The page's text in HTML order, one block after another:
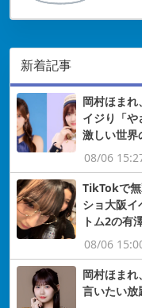
新着記事
岡村ほまれ
イジり「や
激しい世界
08/06
TikTokで
ショ大阪
トム2の有
08/06
岡村ほま
言いたい放